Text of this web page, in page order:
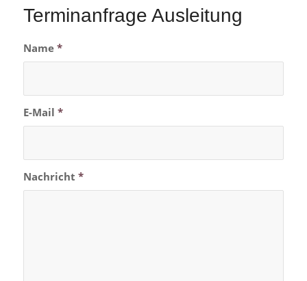
Terminanfrage Ausleitung
Name *
E-Mail *
Nachricht *